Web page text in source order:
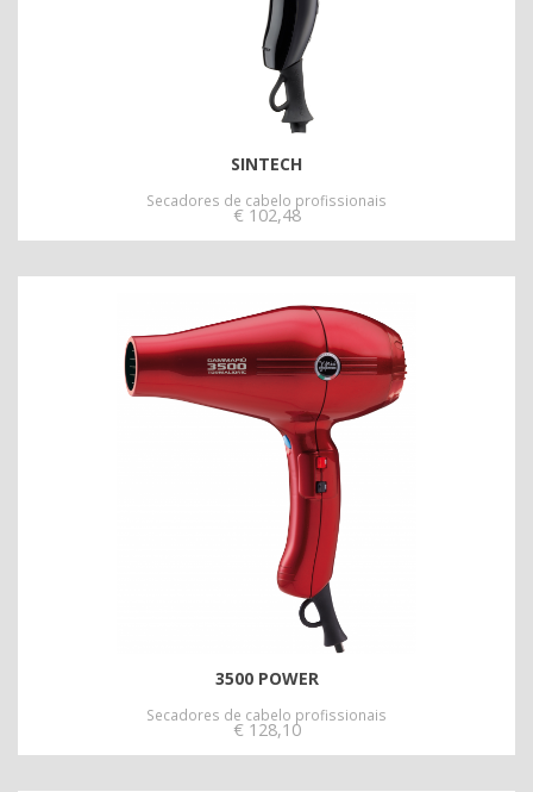
SINTECH
Secadores de cabelo profissionais
€ 102,48
3500 POWER
Secadores de cabelo profissionais
€ 128,10